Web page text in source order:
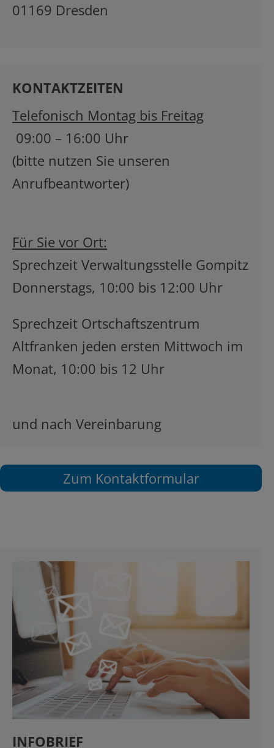
01169 Dresden
KONTAKTZEITEN
Telefonisch Montag bis Freitag
09:00 – 16:00 Uhr
(bitte nutzen Sie unseren
Anrufbeantworter)
Für Sie vor Ort:
Sprechzeit Verwaltungsstelle Gompitz
Donnerstags, 10:00 bis 12:00 Uhr
Sprechzeit Ortschaftszentrum
Altfranken jeden ersten Mittwoch im
Monat, 10:00 bis 12 Uhr
und nach Vereinbarung
Zum Kontaktformular
INFOBRIEF